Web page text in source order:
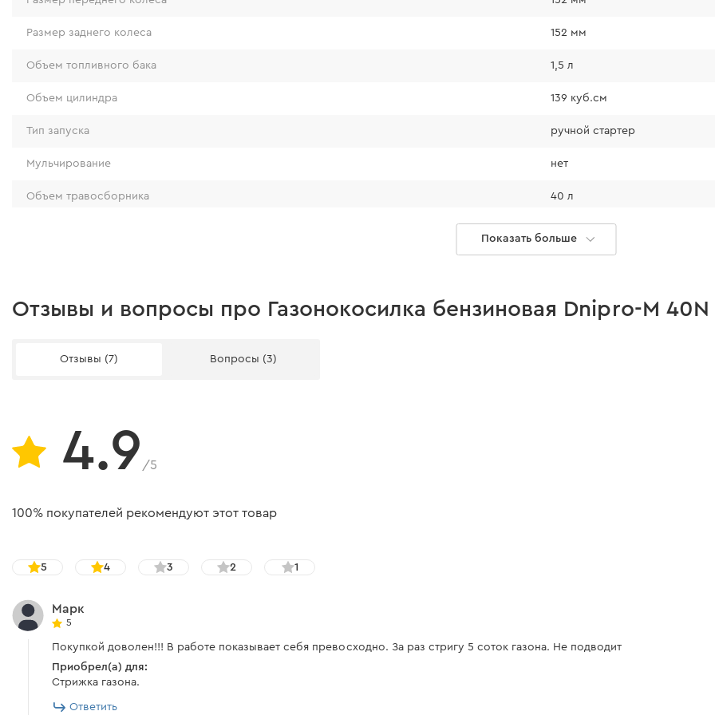
Размер заднего колеса 152 мм
Объем топливного бака 1,5 л
Объем цилиндра 139 куб.см
Тип запуска ручной стартер
Мульчирование нет
Объем травосборника 40 л
несамоходная
Высота обработки
Аккумулятор
Подключение воды для мойки
Материал травосборника
Комплектация
Бензиновая газонокосилка
Показать больше
Отзывы и вопросы про Газонокосилка бензиновая Dnipro-M 40N
Отзывы (7) Вопросы (3)
4.9 /5
100% покупателей рекомендуют этот товар
5 4 3 2 1
Марк
5
Покупкой доволен!!! В работе показывает себя превосходно. За раз стригу 5 соток газона. Не подводит
Приобрел(а) для:
Стрижка газона.
Ответить